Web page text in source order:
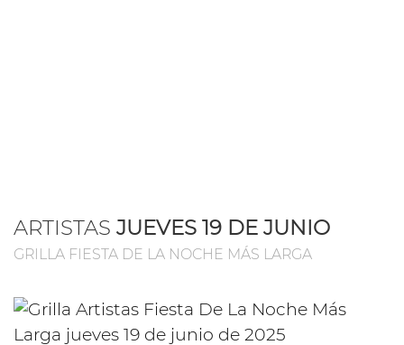
ARTISTAS JUEVES 19 DE JUNIO
GRILLA FIESTA DE LA NOCHE MÁS LARGA